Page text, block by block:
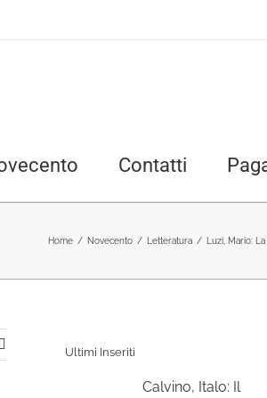
Contatti
Home / Novecento / Letteratura / Luzi, Mario:
Ultimi Inseriti
Calvino, Italo: Il